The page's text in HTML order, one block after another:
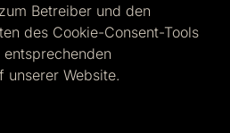
Betreiber und den
des Cookie-Consent-Tools
unserer Website.